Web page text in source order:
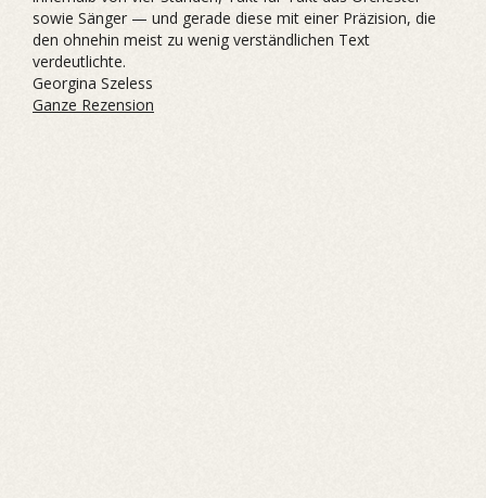
sowie Sänger — und gerade diese mit einer Präzision, die
den ohnehin meist zu wenig verständlichen Text
verdeutlichte.
Georgina Szeless
Ganze Rezension